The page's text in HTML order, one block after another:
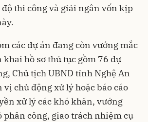
thi công và giải ngân vốn kịp
các dự án đang còn vướng mắc
hồ sơ thủ tục gồm 76 dự
Chủ tịch UBND tỉnh Nghệ An
vị chủ động xử lý hoặc báo cáo
xử lý các khó khăn, vướng
phân công, giao trách nhiệm cụ